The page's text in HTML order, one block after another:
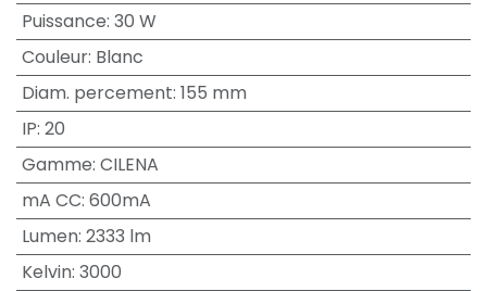
Puissance: 30 W
Couleur: Blanc
Diam. percement: 155 mm
IP: 20
Gamme: CILENA
mA CC: 600mA
Lumen: 2333 lm
Kelvin: 3000